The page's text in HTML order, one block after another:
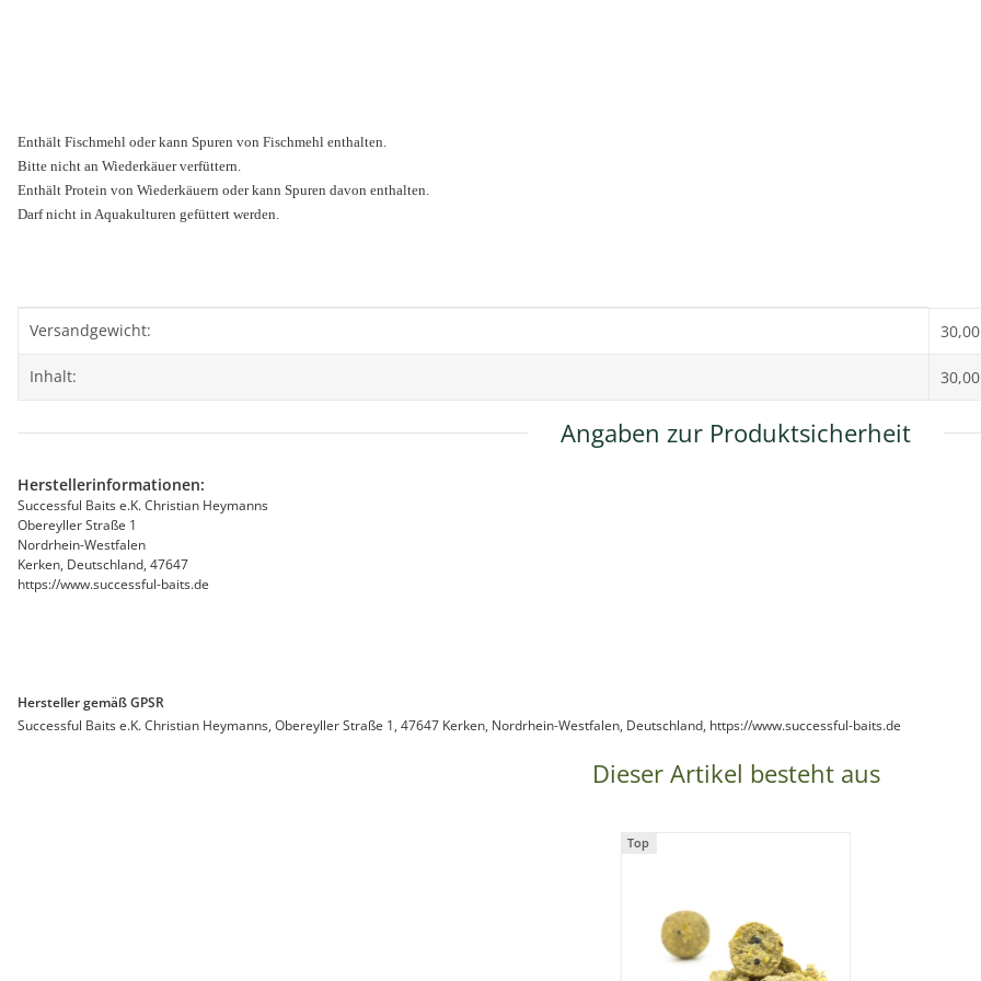
Enthält Fischmehl oder kann Spuren von Fischmehl enthalten.
Bitte nicht an Wiederkäuer verfüttern.
Enthält Protein von Wiederkäuern oder kann Spuren davon enthalten.
Darf nicht in Aquakulturen gefüttert werden.
Produkteigenschaft
Wert
Versandgewicht:
Inhalt:
Angaben zur Produktsicherheit
Herstellerinformationen:
Successful Baits e.K. Christian Heymanns
Obereyller Straße 1
Nordrhein-Westfalen
Kerken, Deutschland, 47647
https://www.successful-baits.de
Hersteller gemäß GPSR
Successful Baits e.K. Christian Heymanns, Obereyller Straße 1, 47647 Kerken, Nordrhein-Westfalen, Deutschland, https://www.successful-baits.de
Dieser Artikel besteht aus
Top